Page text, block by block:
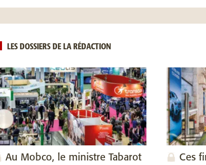
LES DOSSIERS DE LA RÉDACTION
Au Mobco, le ministre Tabarot
Ces